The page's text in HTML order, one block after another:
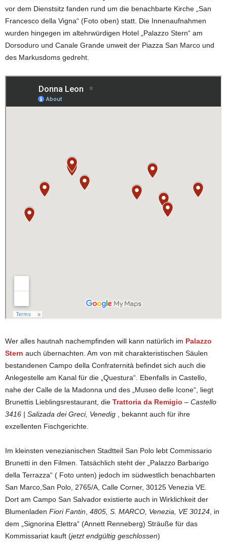
vor dem Dienstsitz fanden rund um die benachbarte Kirche „San
Francesco della Vigna“ (Foto oben) statt. Die Innenaufnahmen
wurden hingegen im altehrwürdigen Hotel „Palazzo Stern“ am
Dorsoduro und Canale Grande unweit der Piazza San Marco und
des Markusdoms gedreht.
Wer alles hautnah nachempfinden will kann natürlich im Palazzo
Stern auch übernachten. Am von mit charakteristischen Säulen
bestandenen Campo della Confraternità befindet sich auch die
Anlegestelle am Kanal für die „Questura“. Ebenfalls in Castello,
nahe der Calle de la Madonna und des „Museo delle Icone“, liegt
Brunettis Lieblingsrestaurant, die Trattoria da Remigio – Castello
3416 | Salizada dei Greci, Venedig , bekannt auch für ihre
exzellenten Fischgerichte.
Im kleinsten venezianischen Stadtteil San Polo lebt Commissario
Brunetti in den Filmen. Tatsächlich steht der „Palazzo Barbarigo
della Terrazza“ ( Foto unten) jedoch im südwestlich benachbarten
San Marco, San Polo, 2765/A, Calle Corner, 30125 Venezia VE.
Dort am Campo San Salvador existierte auch in Wirklichkeit der
Blumenladen Fiori Fantin 4805, S. MARCO, Venezia, VE 30124 , in
dem „Signorina Elettra“ (Annett Renneberg) Sträuße für das
Kommissariat kauft (jetzt endgültig geschlossen)